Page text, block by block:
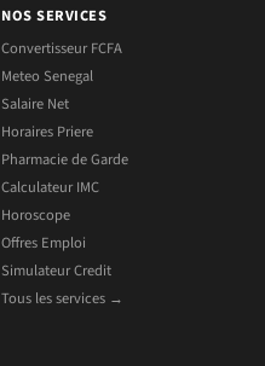
NOS SERVICES
Convertisseur FCFA
Meteo Senegal
Salaire Net
Horaires Priere
Pharmacie de Garde
Calculateur IMC
Horoscope
Offres Emploi
Simulateur Credit
Tous les services →